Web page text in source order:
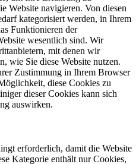
Website navigieren. Von diesen
kategorisiert werden, in Ihrem
Funktionieren der
wesentlich sind. Wir
mit denen wir
wie Sie diese Website nutzen.
Zustimmung in Ihrem Browser
diese Cookies zu
dieser Cookies kann sich
auswirken.
erforderlich, damit die Website
Kategorie enthält nur Cookies,